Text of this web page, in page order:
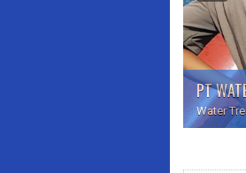
PT
Water